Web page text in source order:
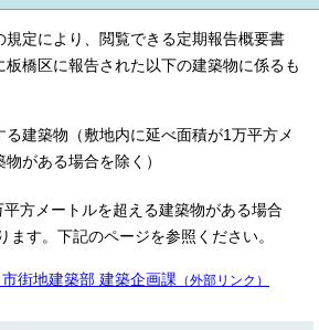
定により、閲覧できる定期報告概要書
橋区に報告された以下の建築物に係るも
る建築物（敷地内に延べ面積が1万平方メ
がある場合を除く）
方メートルを超える建築物がある場合
ます。下記のページを参照ください。
街地建築部 建築企画課 （外部リンク）